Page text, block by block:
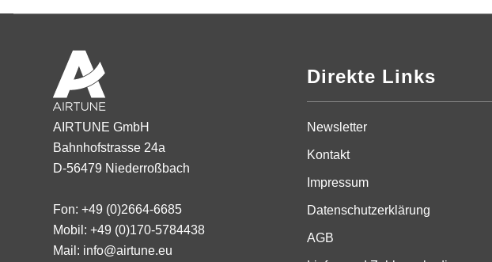
AIRTUNE GmbH
Bahnhofstrasse 24a
D-56479 Niederroßbach
Fon: +49 (0)2664-6685
Mobil: +49 (0)170-5784438
Mail: info@airtune.eu
Direkte Links
Newsletter
Kontakt
Impressum
Datenschutzerklärung
AGB